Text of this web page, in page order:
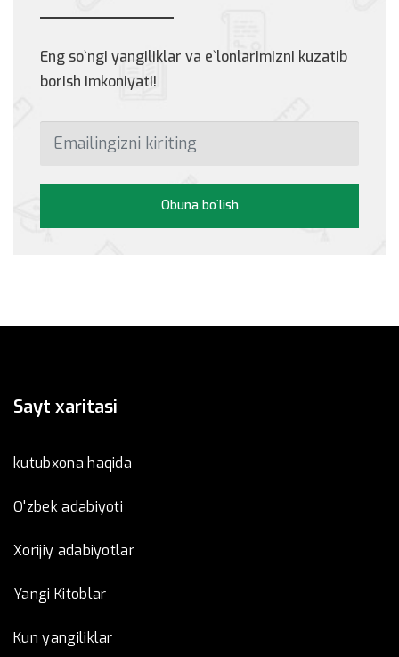
Eng so`ngi yangiliklar va e`lonlarimizni kuzatib
borish imkoniyati!
Obuna bo`lish
Sayt xaritasi
kutubxona haqida
O'zbek adabiyoti
Xorijiy adabiyotlar
Yangi Kitoblar
Kun yangiliklar